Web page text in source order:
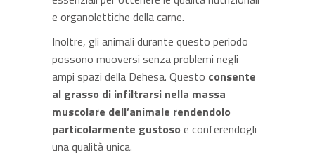
e organolettiche della carne.
Inoltre, gli animali durante questo periodo
possono muoversi senza problemi negli
ampi spazi della Dehesa. Questo consente
al grasso di infiltrarsi nella massa
muscolare dell’animale rendendolo
particolarmente gustoso e conferendogli
una qualità unica.